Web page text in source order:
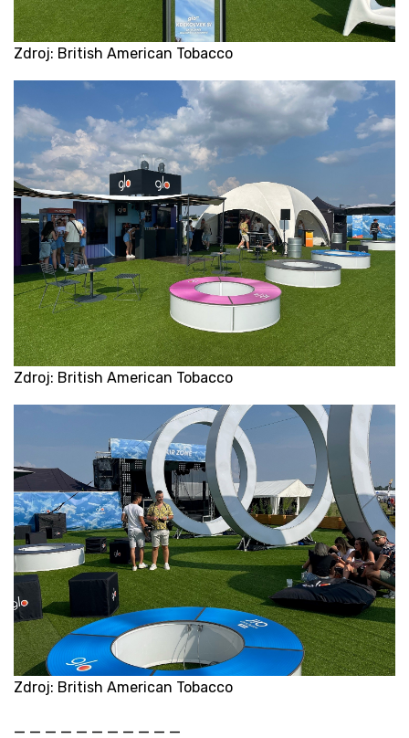
Zdroj: British American Tobacco
Zdroj: British American Tobacco
Zdroj: British American Tobacco
​_ _ _ _ _ _ _ _ _ _ _